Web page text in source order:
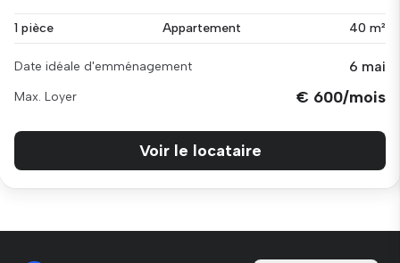
1 pièce Appartement 40 m²
Date idéale d'emménagement 6 mai
Max. Loyer € 600/mois
Voir le locataire